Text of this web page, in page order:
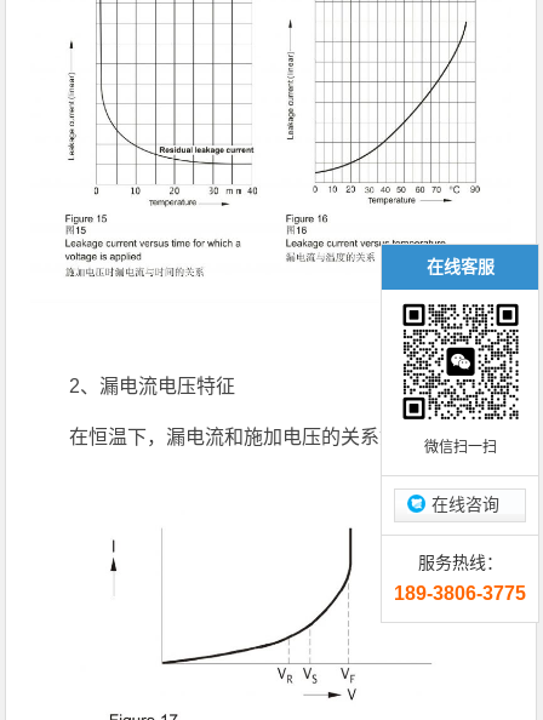
2、漏电流电压特征
在恒温下，漏电流和施加电压的关系如图17所示。
在线客服
微信扫一扫
在线咨询
服务热线：
189-3806-3775